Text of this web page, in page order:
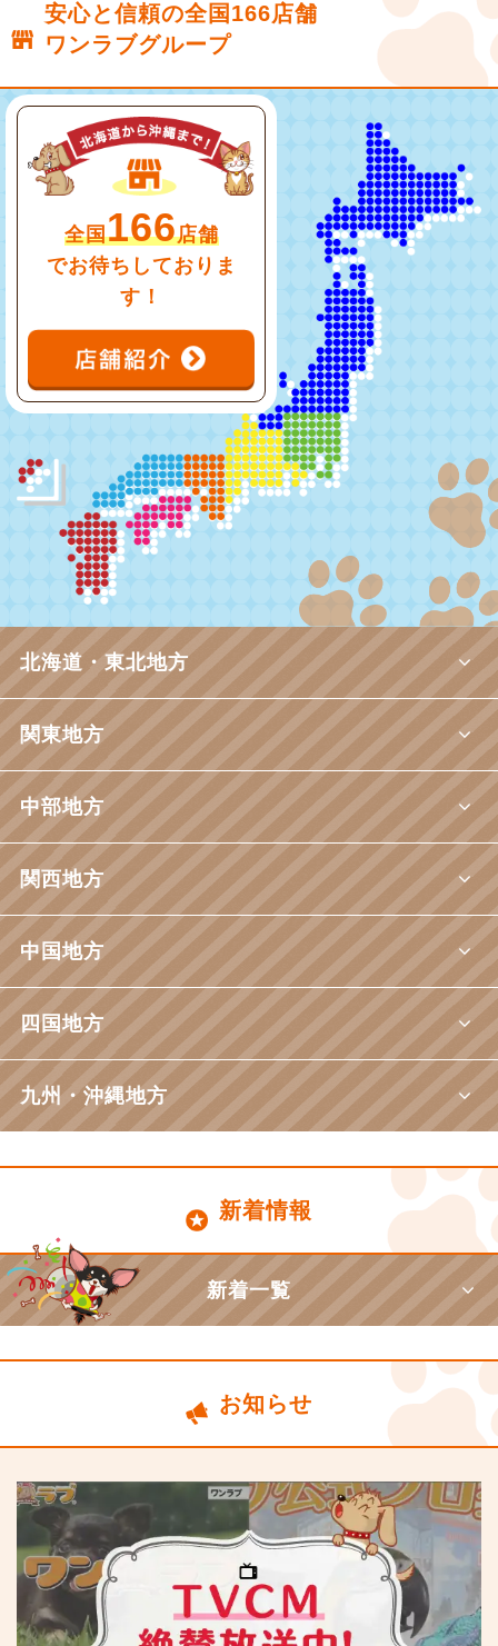
安心と信頼の全国166店舗
ワンラブグループ
全国166店舗
でお待ちしておりま
す！
北海道・東北地方
関東地方
中部地方
関西地方
中国地方
四国地方
九州・沖縄地方
新着情報
新着一覧
お知らせ